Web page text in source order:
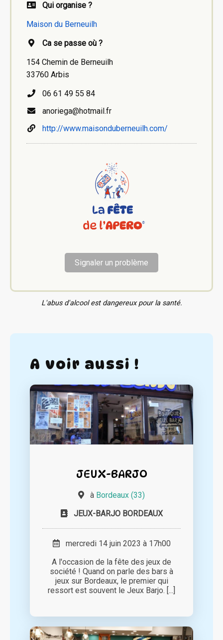
Qui organise ?
Maison du Berneuilh
Ca se passe où ?
154 Chemin de Berneuilh
33760 Arbis
06 61 49 55 84
anoriega@hotmail.fr
http://www.maisonduberneuilh.com/
Signaler un problème
L'abus d'alcool est dangereux pour la santé.
A voir aussi !
JEUX-BARJO
à Bordeaux (33)
JEUX-BARJO BORDEAUX
mercredi 14 juin 2023 à 17h00
A l'occasion de la fête des jeux de
société ! Quand on parle des bars à
jeux sur Bordeaux, le premier qui
ressort est souvent le Jeux Barjo. [...]